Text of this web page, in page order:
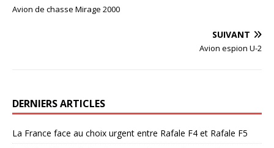
Avion de chasse Mirage 2000
SUIVANT
Avion espion U-2
DERNIERS ARTICLES
La France face au choix urgent entre Rafale F4 et Rafale F5